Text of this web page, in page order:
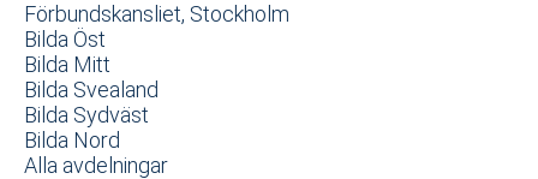
Förbundskansliet, Stockholm
Bilda Öst
Bilda Mitt
Bilda Svealand
Bilda Sydväst
Bilda Nord
Alla avdelningar